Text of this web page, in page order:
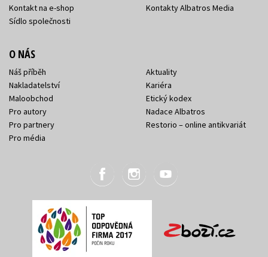
Kontakt na e-shop
Sídlo společnosti
Kontakty Albatros Media
O NÁS
Náš příběh
Nakladatelství
Maloobchod
Pro autory
Pro partnery
Pro média
Aktuality
Kariéra
Etický kodex
Nadace Albatros
Restorio – online antikvariát